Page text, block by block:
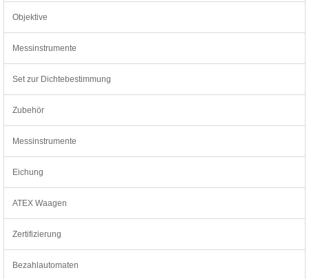
Objektive
Messinstrumente
Set zur Dichtebestimmung
Zubehör
Messinstrumente
Eichung
ATEX Waagen
Zertifizierung
Bezahlautomaten